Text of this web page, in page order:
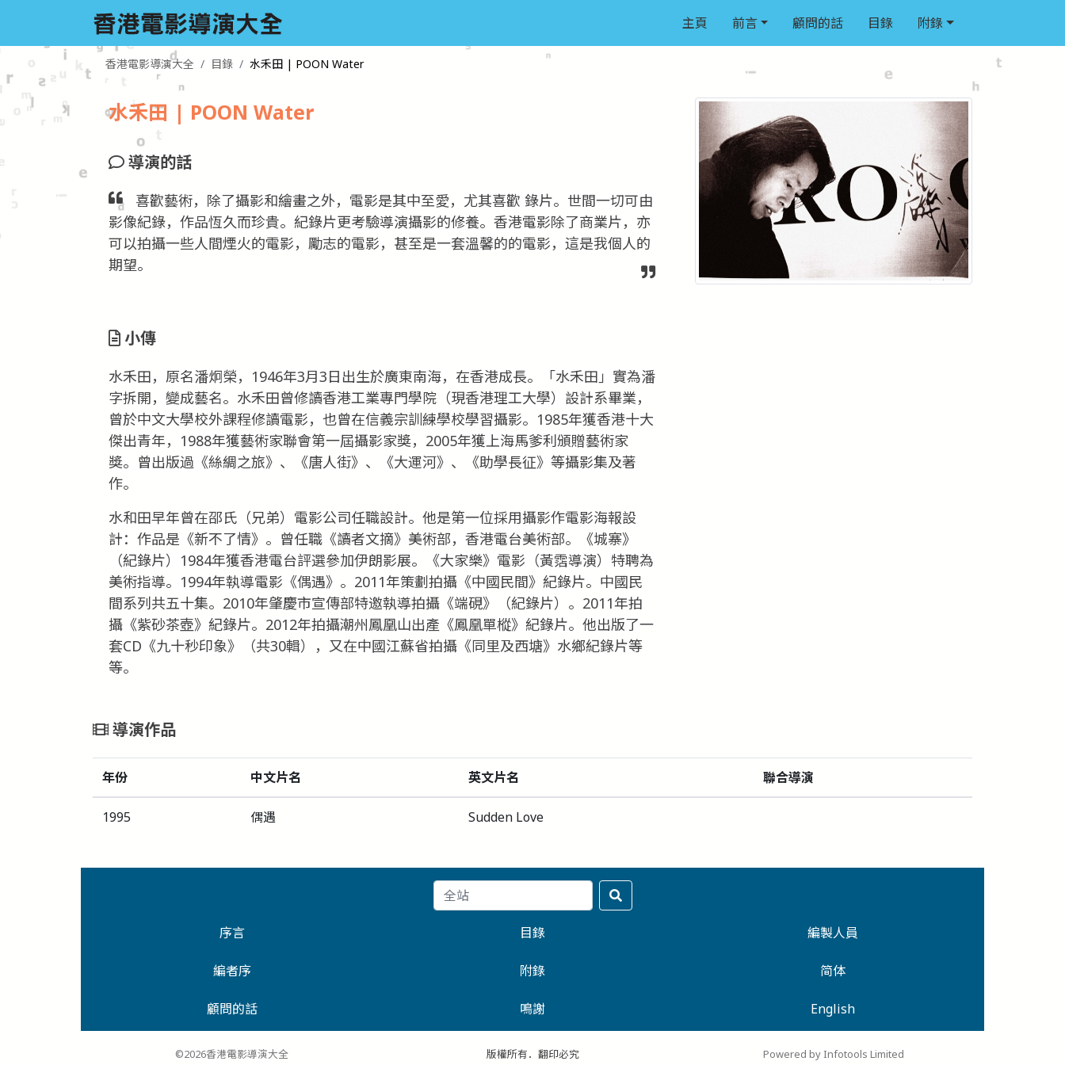
主頁 前言 顧問的話 目錄 附錄
香港電影導演大全 目錄 水禾田 | POON Water
水禾田 | POON Water
導演的話
喜歡藝術，除了攝影和繪畫之外，電影是其中至愛，尤其喜歡 錄片。世間一切可由
影像紀錄，作品恆久而珍貴。紀錄片更考驗導演攝影的修養。香港電影除了商業片，亦
可以拍攝一些人間煙火的電影，勵志的電影，甚至是一套溫馨的的電影，這是我個人的
期望。
小傳
水禾田，原名潘炯榮，1946年3月3日出生於廣東南海，在香港成長。「水禾田」實為潘
字拆開，變成藝名。水禾田曾修讀香港工業專門學院（現香港理工大學）設計系畢業，
曾於中文大學校外課程修讀電影，也曾在信義宗訓練學校學習攝影。1985年獲香港十大
傑出青年，1988年獲藝術家聯會第一屆攝影家獎，2005年獲上海馬爹利頒贈藝術家
獎。曾出版過《絲綢之旅》、《唐人街》、《大運河》、《助學長征》等攝影集及著
作。
水和田早年曾在邵氏（兄弟）電影公司任職設計。他是第一位採用攝影作電影海報設
計：作品是《新不了情》。曾任職《讀者文摘》美術部，香港電台美術部。《城寨》
（紀錄片）1984年獲香港電台評選參加伊朗影展。《大家樂》電影（黃霑導演）特聘為
美術指導。1994年執導電影《偶遇》。2011年策劃拍攝《中國民間》紀錄片。中國民
間系列共五十集。2010年肇慶市宣傳部特邀執導拍攝《端硯》（紀錄片）。2011年拍
攝《紫砂茶壺》紀錄片。2012年拍攝潮州鳳凰山出產《鳳凰單樅》紀錄片。他出版了一
套CD《九十秒印象》（共30輯），又在中國江蘇省拍攝《同里及西塘》水鄉紀錄片等
等。
導演作品
年份 中文片名 英文片名 聯合導演
1995 偶遇 Sudden Love
序言 目錄 編製人員
編者序 附錄 简体
顧問的話 鳴謝 English
©2026香港電影導演大全 版權所有．翻印必究 Powered by Infotools Limited